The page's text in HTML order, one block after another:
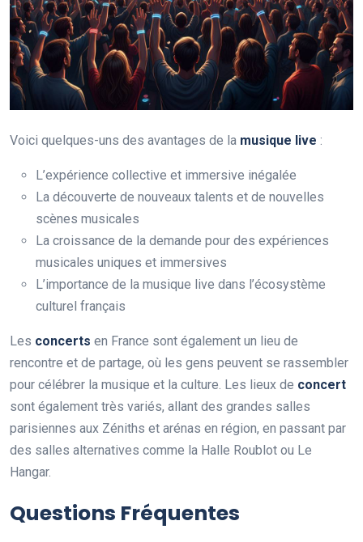
Voici quelques-uns des avantages de la musique live :
L’expérience collective et immersive inégalée
La découverte de nouveaux talents et de nouvelles
scènes musicales
La croissance de la demande pour des expériences
musicales uniques et immersives
L’importance de la musique live dans l’écosystème
culturel français
Les concerts en France sont également un lieu de
rencontre et de partage, où les gens peuvent se rassembler
pour célébrer la musique et la culture. Les lieux de concert
sont également très variés, allant des grandes salles
parisiennes aux Zéniths et arénas en région, en passant par
des salles alternatives comme la Halle Roublot ou Le
Hangar.
Questions Fréquentes